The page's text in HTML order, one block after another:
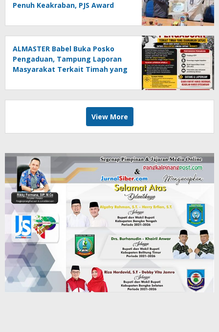
Penuh Keakraban, PJS Award
Agustina
ALMASTER Babel Buka Posko
Pengaduan, Tampung Laporan
Masyarakat Terkait Timah yang
View More